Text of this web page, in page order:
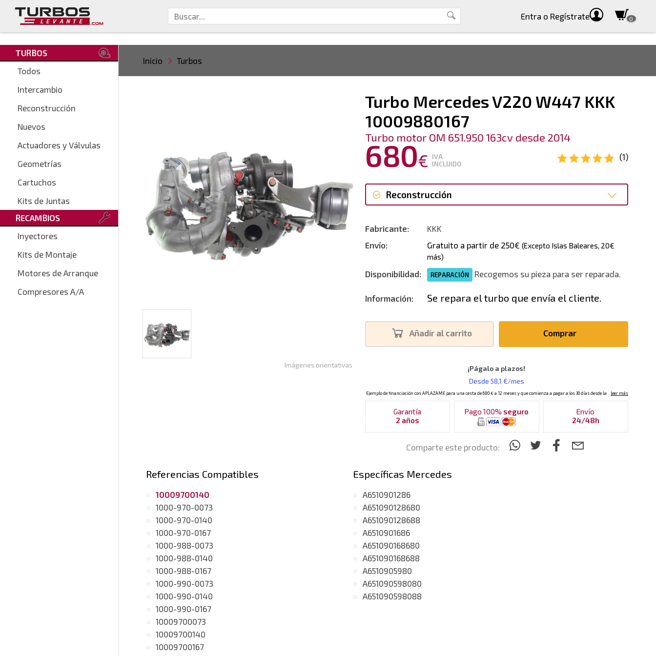
Entra o Regístrate 0
TURBOS
Todos
Intercambio
Reconstrucción
Nuevos
Actuadores y Válvulas
Geometrías
Cartuchos
Kits de Juntas
RECAMBIOS
Inyectores
Kits de Montaje
Motores de Arranque
Compresores A/A
Inicio Turbos
Turbo Mercedes V220 W447 KKK
10009880167
Turbo motor OM 651.950 163cv desde 2014
680€ IVA
INCLUIDO
(1)
Reconstrucción
Fabricante:
KKK
Envío:
Gratuito a partir de 250€ (Excepto Islas Baleares, 20€
más)
Disponibilidad: REPARACIÓN Recogemos su pieza para ser reparada.
Información: Se repara el turbo que envía el cliente.
Añadir al carrito Comprar
Garantía
2 años
Pago 100% seguro
Envío
24/48h
Comparte este producto:
Imágenes orientativas
Referencias Compatibles
10009700140
1000-970-0073
1000-970-0140
1000-970-0167
1000-988-0073
1000-988-0140
1000-988-0167
1000-990-0073
1000-990-0140
1000-990-0167
10009700073
10009700140
10009700167
Específicas Mercedes
A6510901286
A651090128680
A651090128688
A6510901686
A651090168680
A651090168688
A6510905980
A651090598080
A651090598088